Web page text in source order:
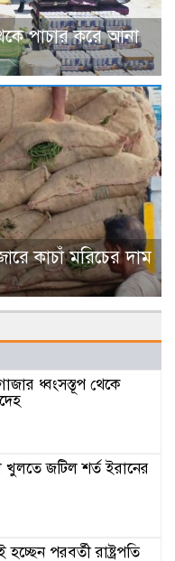
পাচার করে আনা
কাচাঁ মরিচের দাম
ধ্বংসস্তূপ থেকে
খুলতে জটিল শর্ত ইরানের
পরবর্তী রাষ্ট্রপতি